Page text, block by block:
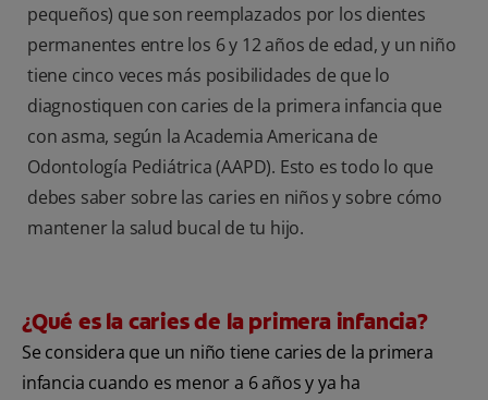
pequeños) que son reemplazados por los dientes
permanentes entre los 6 y 12 años de edad, y un niño
tiene cinco veces más posibilidades de que lo
diagnostiquen con caries de la primera infancia que
con asma, según la Academia Americana de
Odontología Pediátrica (AAPD). Esto es todo lo que
debes saber sobre las caries en niños y sobre cómo
mantener la salud bucal de tu hijo.
¿Qué es la caries de la primera infancia?
Se considera que un niño tiene caries de la primera
infancia cuando es menor a 6 años y ya ha